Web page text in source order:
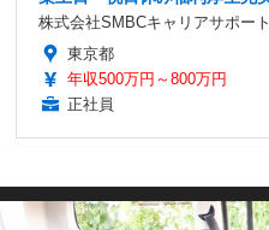
株式会社SMBCキャリアサポート
東京都
年収500万円～800万円
正社員